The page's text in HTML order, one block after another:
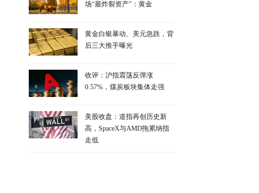
场“最炸裂资产”：黄金
黄金白银暴动、美元急跌，背
后三大推手曝光
收评：沪指震荡反弹涨
0.57%，煤炭板块集体走强
美股收盘：道指再创历史新
高，SpaceX与AMD拖累纳指
走低